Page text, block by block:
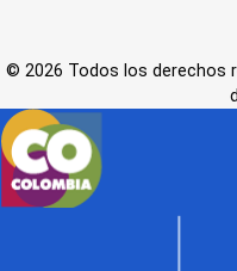
© 2026 Todos los derechos